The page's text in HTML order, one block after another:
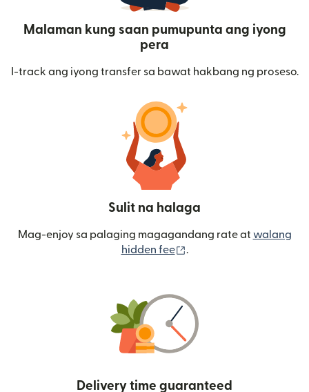
Malaman kung saan pumupunta ang iyong
pera
I-track ang iyong transfer sa bawat hakbang ng proseso.
Sulit na halaga
Mag-enjoy sa palaging magagandang rate at walang
hidden fee
.
Delivery time guaranteed